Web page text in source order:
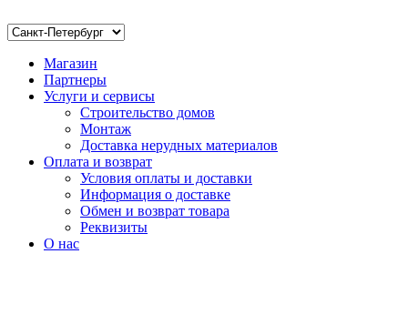
Магазин
Партнеры
Услуги и сервисы
Строительство домов
Монтаж
Доставка нерудных материалов
Оплата и возврат
Условия оплаты и доставки
Информация о доставке
Обмен и возврат товара
Реквизиты
О нас